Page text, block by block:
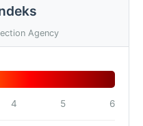
Agency
4 5 6